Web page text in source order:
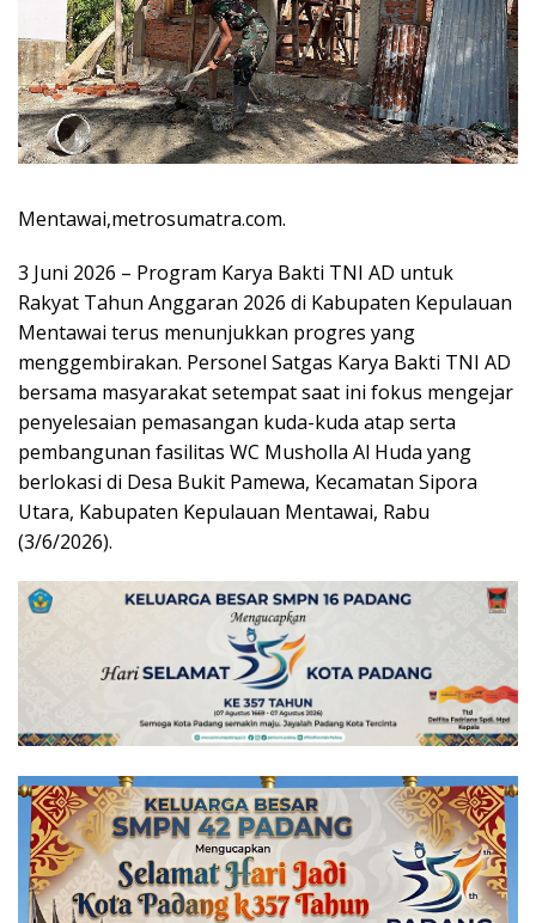
Mentawai,metrosumatra.com.
3 Juni 2026 – Program Karya Bakti TNI AD untuk
Rakyat Tahun Anggaran 2026 di Kabupaten Kepulauan
Mentawai terus menunjukkan progres yang
menggembirakan. Personel Satgas Karya Bakti TNI AD
bersama masyarakat setempat saat ini fokus mengejar
penyelesaian pemasangan kuda-kuda atap serta
pembangunan fasilitas WC Musholla Al Huda yang
berlokasi di Desa Bukit Pamewa, Kecamatan Sipora
Utara, Kabupaten Kepulauan Mentawai, Rabu
(3/6/2026).